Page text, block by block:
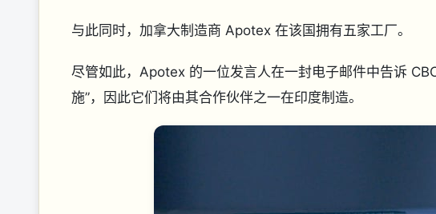
与此同时，加拿大制造商 Apotex 在该国拥有五家工厂。
尽管如此，Apotex 的一位发言人在一封电子邮件中告诉
施”，因此它们将由其合作伙伴之一在印度制造。